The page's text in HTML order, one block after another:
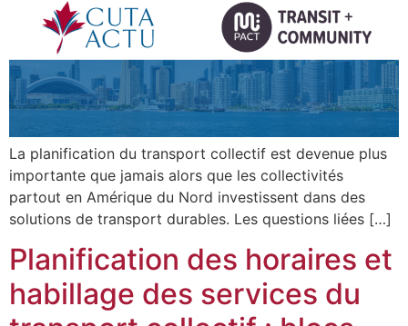
La planification du transport collectif est devenue plus
importante que jamais alors que les collectivités
partout en Amérique du Nord investissent dans des
solutions de transport durables. Les questions liées […]
Planification des horaires et
habillage des services du